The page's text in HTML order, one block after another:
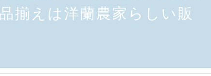
揃えは洋蘭農家らしい販